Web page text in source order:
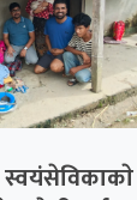
स्वयंसेविकाकाे